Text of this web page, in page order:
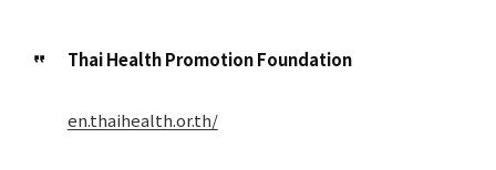
Thai Health Promotion Foundation
en.thaihealth.or.th/